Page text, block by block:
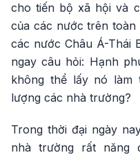
cho tiến bộ xã hội và
của các nước trên toàn
các nước Châu Á-Thái
ngay câu hỏi: Hạnh
không thể lấy nó làm
lượng các nhà trường?
Trong thời đại ngày
nhà trường rất năng